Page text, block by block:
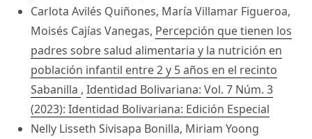
Carlota Avilés Quiñones, María Villamar Figueroa,
Moisés Cajías Vanegas, Percepción que tienen los
padres sobre salud alimentaria y la nutrición en
población infantil entre 2 y 5 años en el recinto
Sabanilla , Identidad Bolivariana: Vol. 7 Núm. 3
(2023): Identidad Bolivariana: Edición Especial
Nelly Lisseth Sivisapa Bonilla, Miriam Yoong